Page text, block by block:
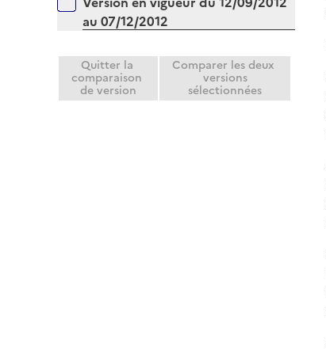
au 07/12/2012
Quitter la
comparaison
de version
Comparer les deux
versions
sélectionnées